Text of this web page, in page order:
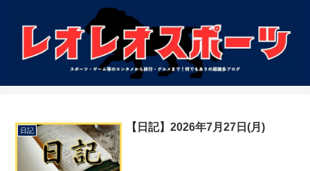
日記 【日記】2026年7月27日(月)